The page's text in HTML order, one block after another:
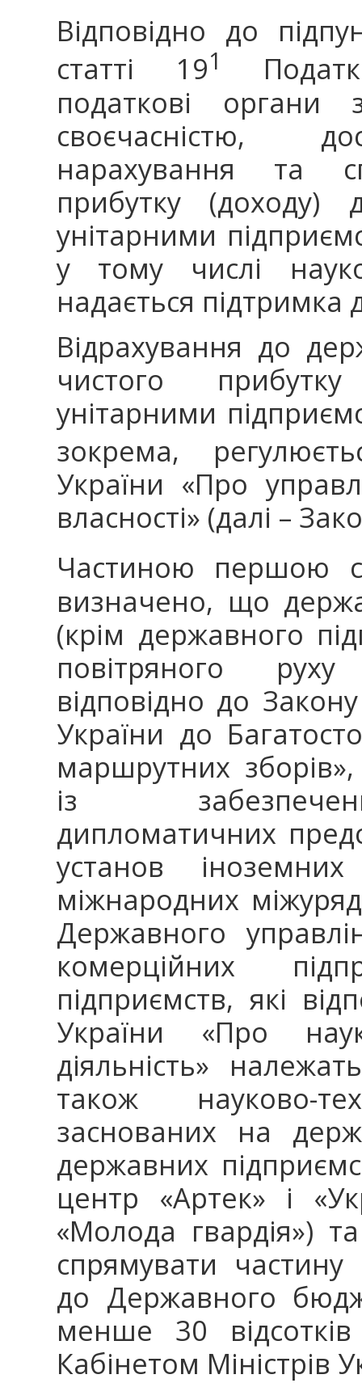
Відповідно до
статті 191
податкові органи
своєчасністю,
нарахування та
прибутку
унітарними
у тому числі
надається підтримка
Відрахування до
чистого
унітарними
зокрема,
України «Про
власності» (далі –
Частиною першою
визначено, що
(крім державного
повітряного
відповідно до
України до
маршрутних
із
дипломатичних
установ
міжнародних
Державного
комерційних
підприємств, які
України «Про
діяльність»
також науково-
заснованих на
державних
центр «Артек» і
«Молода гвардія»)
спрямувати частину
до Державного
менше 30
Кабінетом Міністрів